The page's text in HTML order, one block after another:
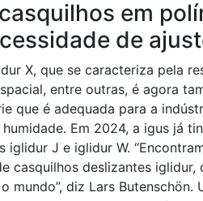
em
de
X, que se caracteriza pela
entre outras, é agora
que é adequada para a
Em 2024, a igus já
iglidur J e iglidur W.
casquilhos deslizantes iglidur,
mundo”, diz Lars Butenschön.